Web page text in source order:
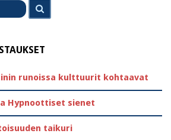
runoissa kulttuurit kohtaavat
Hypnoottiset sienet
taikuri